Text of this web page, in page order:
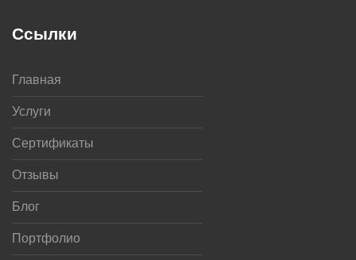
Ссылки
Главная
Услуги
Сертификаты
Отзывы
Блог
Портфолио